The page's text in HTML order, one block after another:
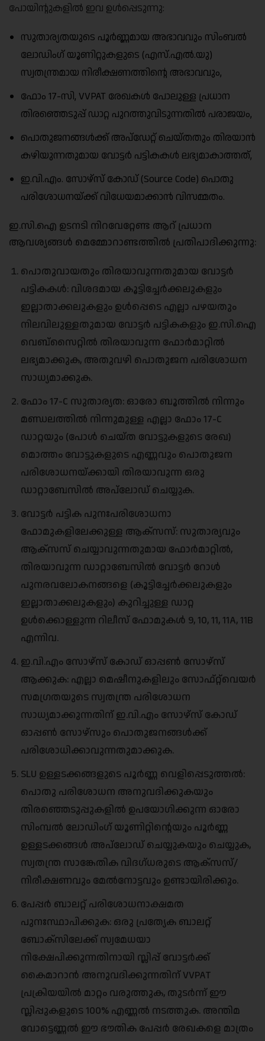
പോയിന്റുകളിൽ ഇവ ഉൾപ്പെടുന്നു:
സുതാര്യതയുടെ പൂർണ്ണമായ അഭാവവും സിംബൽ
ലോഡിംഗ് യൂണിറ്റുകളുടെ (എസ്.എൽ.യു)
സ്വതന്ത്രമായ നിരീക്ഷണത്തിന്റെ അഭാവവും,
ഫോം 17-സി, VVPAT രേഖകൾ പോലുള്ള പ്രധാന
തിരഞ്ഞെടുപ്പ് ഡാറ്റ പുറത്തുവിടുന്നതിൽ പരാജയം,
പൊതുജനങ്ങൾക്ക് അപ്‌ഡേറ്റ് ചെയ്തതും തിരയാൻ
കഴിയുന്നതുമായ വോട്ടർ പട്ടികകൾ ലഭ്യമാകാത്തത്,
ഇ.വി.എം. സോഴ്‌സ് കോഡ് (Source Code) പൊതു
പരിശോധനയ്ക്ക് വിധേയമാക്കാൻ വിസമ്മതം.
ഇ.സി.ഐ ഉടനടി നിറവേറ്റേണ്ട ആറ് പ്രധാന
ആവശ്യങ്ങൾ മെമ്മോറാണ്ടത്തിൽ പ്രതിപാദിക്കുന്നു:
പൊതുവായതും തിരയാവുന്നതുമായ വോട്ടർ
പട്ടികകൾ: വിശദമായ കൂട്ടിച്ചേർക്കലുകളും
ഇല്ലാതാക്കലുകളും ഉൾപ്പെടെ എല്ലാ പഴയതും
നിലവിലുള്ളതുമായ വോട്ടർ പട്ടികകളും ഇ.സി.ഐ
വെബ്‌സൈറ്റിൽ തിരയാവുന്ന ഫോർമാറ്റിൽ
ലഭ്യമാക്കുക, അതുവഴി പൊതുജന പരിശോധന
സാധ്യമാക്കുക.
ഫോം 17-C സുതാര്യത: ഓരോ ബൂത്തിൽ നിന്നും
മണ്ഡലത്തിൽ നിന്നുമുള്ള എല്ലാ ഫോം 17-C
ഡാറ്റയും (പോൾ ചെയ്ത വോട്ടുകളുടെ രേഖ)
മൊത്തം വോട്ടുകളുടെ എണ്ണവും പൊതുജന
പരിശോധനയ്ക്കായി തിരയാവുന്ന ഒരു
ഡാറ്റാബേസിൽ അപ്‌ലോഡ് ചെയ്യുക.
വോട്ടർ പട്ടിക പുനഃപരിശോധനാ
ഫോമുകളിലേക്കുള്ള ആക്‌സസ്: സുതാര്യവും
ആക്‌സസ് ചെയ്യാവുന്നതുമായ ഫോർമാറ്റിൽ,
തിരയാവുന്ന ഡാറ്റാബേസിൽ വോട്ടർ റോൾ
പുനരവലോകനങ്ങളെ (കൂട്ടിച്ചേർക്കലുകളും
ഇല്ലാതാക്കലുകളും) കുറിച്ചുള്ള ഡാറ്റ
ഉൾക്കൊള്ളുന്ന റിലീസ് ഫോമുകൾ 9, 10, 11, 11A, 11B
എന്നിവ.
ഇ.വി.എം സോഴ്‌സ് കോഡ് ഓപ്പൺ സോഴ്‌സ്
ആക്കുക: എല്ലാ മെഷീനുകളിലും സോഫ്റ്റ്‌വെയർ
സമഗ്രതയുടെ സ്വതന്ത്ര പരിശോധന
സാധ്യമാക്കുന്നതിന് ഇ.വി.എം സോഴ്‌സ് കോഡ്
ഓപ്പൺ സോഴ്‌സും പൊതുജനങ്ങൾക്ക്
പരിശോധിക്കാവുന്നതുമാക്കുക.
SLU ഉള്ളടക്കങ്ങളുടെ പൂർണ്ണ വെളിപ്പെടുത്തൽ:
പൊതു പരിശോധന അനുവദിക്കുകയും
തിരഞ്ഞെടുപ്പുകളിൽ ഉപയോഗിക്കുന്ന ഓരോ
സിംമ്പൽ ലോഡിംഗ് യൂണിറ്റിന്റെയും പൂർണ്ണ
ഉള്ളടക്കങ്ങൾ അപ്‌ലോഡ് ചെയ്യുകയും ചെയ്യുക,
സ്വതന്ത്ര സാങ്കേതിക വിദഗ്ധരുടെ ആക്‌സസ്/
നിരീക്ഷണവും മേൽനോട്ടവും ഉണ്ടായിരിക്കും.
പേപ്പർ ബാലറ്റ് പരിശോധനാക്ഷമത
പുനഃസ്ഥാപിക്കുക: ഒരു പ്രത്യേക ബാലറ്റ്
ബോക്‌സിലേക്ക് സ്വമേധയാ
നിക്ഷേപിക്കുന്നതിനായി സ്ലിപ്പ് വോട്ടർക്ക്
കൈമാറാൻ അനുവദിക്കുന്നതിന് VVPAT
പ്രക്രിയയിൽ മാറ്റം വരുത്തുക, തുടർന്ന് ഈ
സ്ലിപ്പുകളുടെ 100% എണ്ണൽ നടത്തുക. അന്തിമ
വോട്ടെണ്ണൽ ഈ ഭൗതിക പേപ്പർ രേഖകളെ മാത്രം